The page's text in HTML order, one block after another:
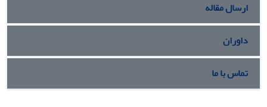
ارسال مقاله
داوران
تماس با ما